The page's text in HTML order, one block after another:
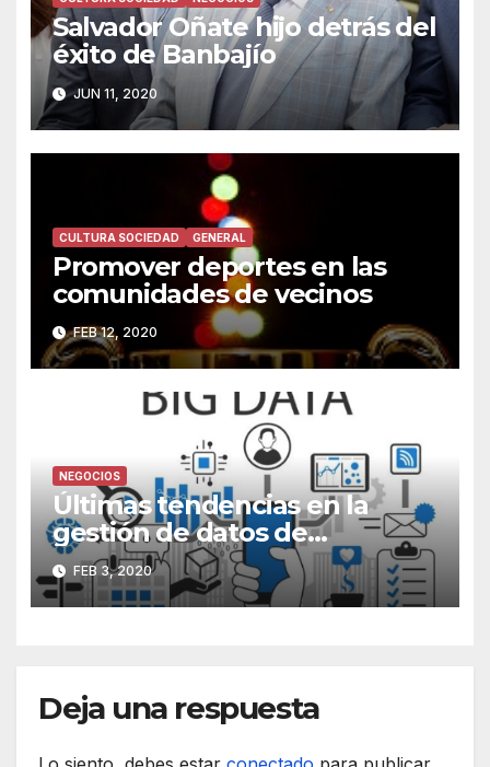
Salvador Oñate hijo detrás del
éxito de Banbajío
JUN 11, 2020
CULTURA SOCIEDAD GENERAL
Promover deportes en las
comunidades de vecinos
FEB 12, 2020
NEGOCIOS
Últimas tendencias en la
gestión de datos de
información
FEB 3, 2020
Deja una respuesta